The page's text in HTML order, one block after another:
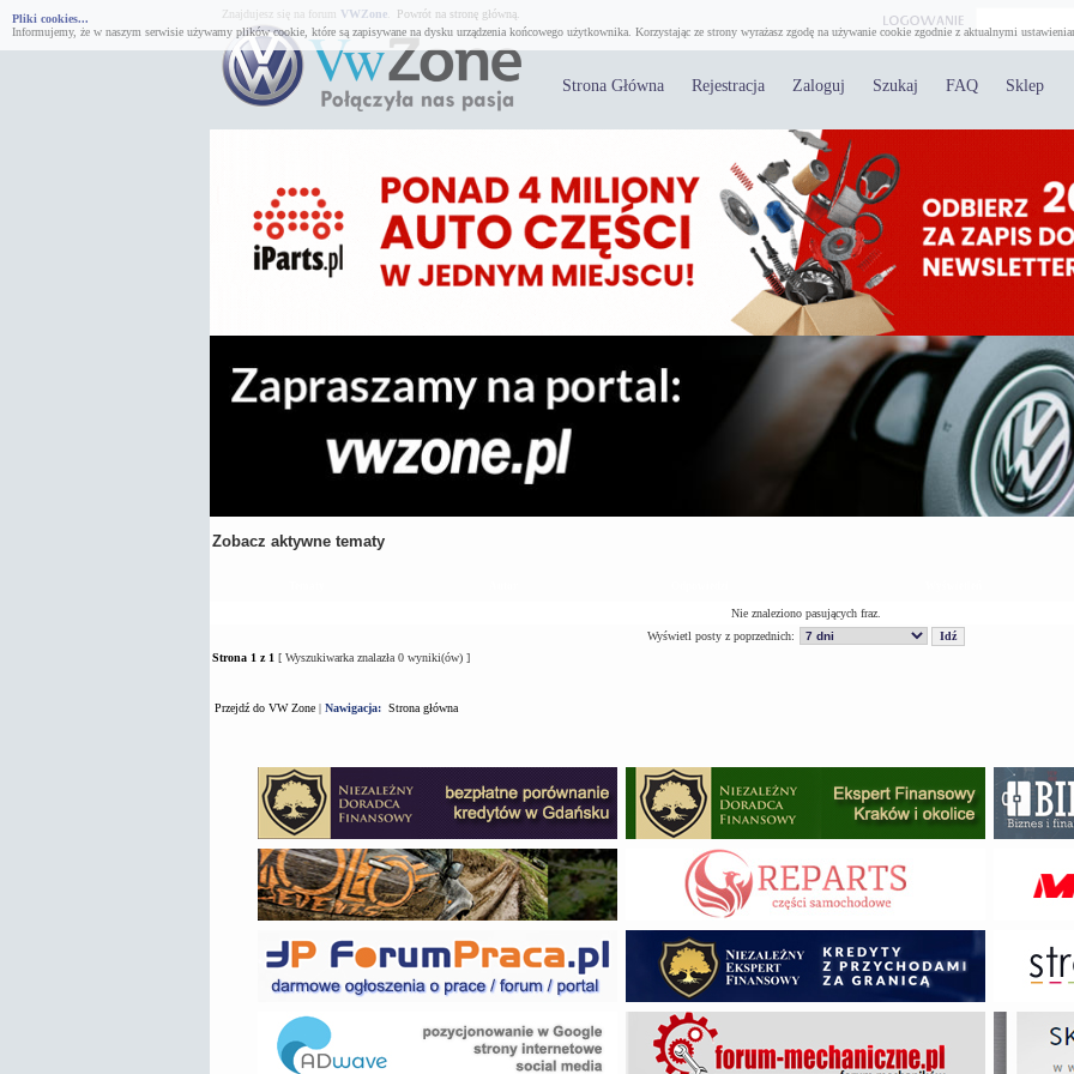
Pliki cookies...
Informujemy, że w naszym serwisie używamy plików cookie, które są zapisywane na dysku urządzenia końcowego użytkownika. Korzystając ze strony wyrażasz zgodę na używanie cookie zgodnie z aktualnymi
Znajdujesz się na forum VWZone. Powrót na stronę główną.
Strona Główna Rejestracja Zaloguj Szukaj FAQ Sklep
Zobacz aktywne tematy
Nie znaleziono pasujących fraz.
Wyświetl posty z poprzednich:
Strona 1 z 1 [ Wyszukiwarka znalazła 0 wyniki(ów) ]
Przejdź do VW Zone| Nawigacja: Strona główna